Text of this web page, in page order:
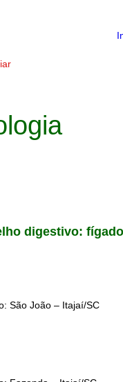
digestivo:
São João – Itajaí/SC